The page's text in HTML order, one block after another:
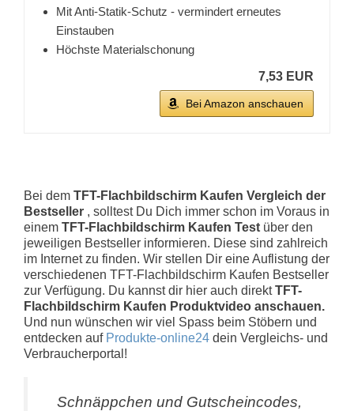
Mit Anti-Statik-Schutz - vermindert erneutes
Einstauben
Höchste Materialschonung
7,53 EUR
Bei Amazon anschauen
Bei dem TFT-Flachbildschirm Kaufen Vergleich der
Bestseller , solltest Du Dich immer schon im Voraus in
einem TFT-Flachbildschirm Kaufen Test über den
jeweiligen Bestseller informieren. Diese sind zahlreich
im Internet zu finden. Wir stellen Dir eine Auflistung der
verschiedenen TFT-Flachbildschirm Kaufen Bestseller
zur Verfügung. Du kannst dir hier auch direktTFT-
Flachbildschirm Kaufen Produktvideo anschauen.
Und nun wünschen wir viel Spass beim Stöbern und
entdecken auf Produkte-online24 dein Vergleichs- und
Verbraucherportal!
Schnäppchen und Gutscheincodes,